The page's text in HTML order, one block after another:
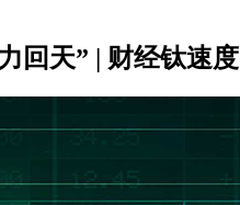
回天” | 财经钛速度